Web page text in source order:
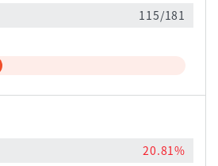
115/181
20.81%